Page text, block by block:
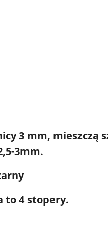
3 mm, mieszczą
3mm.
to 4 stopery.